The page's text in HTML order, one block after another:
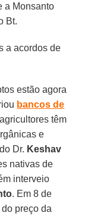
a Monsanto
Bt.
a acordos de
estão agora
bancos de
têm
e
Dr. Keshav
nativas de
interveio
. Em 8 de
preço da